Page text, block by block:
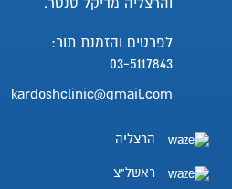
לפרטים והזמנת תור:
03-5117843
kardoshclinic@gmail.com
הרצליה
ראשל"צ